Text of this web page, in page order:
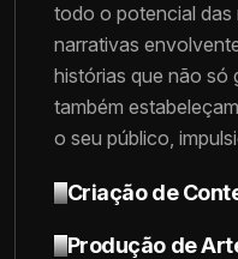
todo o potencial das
narrativas
histórias que não só
também
o seu público,
Criação de
Produção de